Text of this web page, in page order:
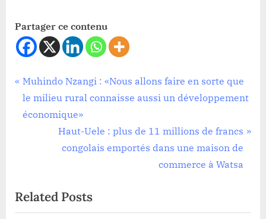
Partager ce contenu
Société
Navigation
de
l’article
P
r
e
s
P
Muhindo Nzangi : «Nous allons faire en sorte que
le milieu rural connaisse aussi un développement
économique»
N
e
P
o
Haut-Uele : plus de 11 millions de francs
congolais emportés dans une maison de
commerce à Watsa
Related Posts